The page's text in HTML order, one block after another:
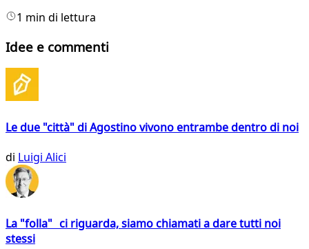
1 min di lettura
Idee e commenti
Le due "città" di Agostino vivono entrambe dentro di noi
di Luigi Alici
La "folla" ci riguarda, siamo chiamati a dare tutti noi
stessi